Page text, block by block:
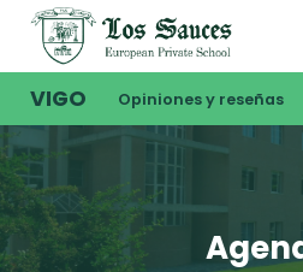
VIGO Opiniones y reseñas